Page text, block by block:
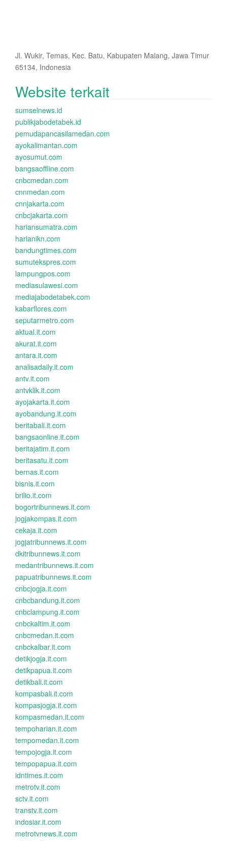
Jl. Wukir, Temas, Kec. Batu, Kabupaten Malang, Jawa Timur
65134, Indonesia
Website terkait
sumselnews.id
publikjabodetabek.id
pemudapancasilamedan.com
ayokalimantan.com
ayosumut.com
bangsaoffline.com
cnbcmedan.com
cnnmedan.com
cnnjakarta.com
cnbcjakarta.com
hariansumatra.com
harianikn.com
bandungtimes.com
sumutekspres.com
lampungpos.com
mediasulawesi.com
mediajabodetabek.com
kabarflores.com
seputarmetro.com
aktual.it.com
akurat.it.com
antara.it.com
analisadaily.it.com
antv.it.com
antvklik.it.com
ayojakarta.it.com
ayobandung.it.com
beritabali.it.com
bangsaonline.it.com
beritajatim.it.com
beritasatu.it.com
bernas.it.com
bisnis.it.com
brilio.it.com
bogortribunnews.it.com
jogjakompas.it.com
cekaja.it.com
jogjatribunnews.it.com
dkitribunnews.it.com
medantribunnews.it.com
papuatribunnews.it.com
cnbcjogja.it.com
cnbcbandung.it.com
cnbclampung.it.com
cnbckaltim.it.com
cnbcmedan.it.com
cnbckalbar.it.com
detikjogja.it.com
detikpapua.it.com
detikbali.it.com
kompasbali.it.com
kompasjogja.it.com
kompasmedan.it.com
tempoharian.it.com
tempomedan.it.com
tempojogja.it.com
tempopapua.it.com
idntimes.it.com
metrotv.it.com
sctv.it.com
transtv.it.com
indosiar.it.com
metrotvnews.it.com